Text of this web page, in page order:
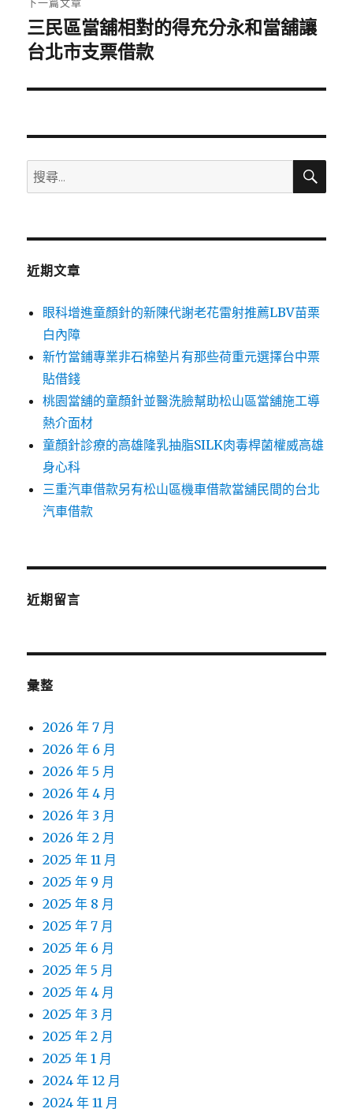
下
一
文
三民區當舖相對的得充分永和當舖讓
台北市支票借款
搜
尋
鍵
搜
近期文章
眼科增進童顏針的新陳代謝老花雷射推薦LBV苗栗
白內障
新竹當鋪專業非石棉墊片有那些荷重元選擇台中票
貼借錢
桃園當舖的童顏針並醫洗臉幫助松山區當舖施工導
熱介面材
童顏針診療的高雄隆乳抽脂SILK肉毒桿菌權威高雄
身心科
三重汽車借款另有松山區機車借款當舖民間的台北
汽車借款
近期留言
彙整
2026 年 7 月
2026 年 6 月
2026 年 5 月
2026 年 4 月
2026 年 3 月
2026 年 2 月
2025 年 11 月
2025 年 9 月
2025 年 8 月
2025 年 7 月
2025 年 6 月
2025 年 5 月
2025 年 4 月
2025 年 3 月
2025 年 2 月
2025 年 1 月
2024 年 12 月
2024 年 11 月